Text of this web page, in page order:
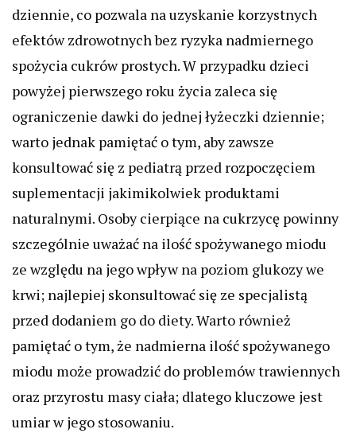
dziennie, co pozwala na uzyskanie korzystnych
efektów zdrowotnych bez ryzyka nadmiernego
spożycia cukrów prostych. W przypadku dzieci
powyżej pierwszego roku życia zaleca się
ograniczenie dawki do jednej łyżeczki dziennie;
warto jednak pamiętać o tym, aby zawsze
konsultować się z pediatrą przed rozpoczęciem
suplementacji jakimikolwiek produktami
naturalnymi. Osoby cierpiące na cukrzycę powinny
szczególnie uważać na ilość spożywanego miodu
ze względu na jego wpływ na poziom glukozy we
krwi; najlepiej skonsultować się ze specjalistą
przed dodaniem go do diety. Warto również
pamiętać o tym, że nadmierna ilość spożywanego
miodu może prowadzić do problemów trawiennych
oraz przyrostu masy ciała; dlatego kluczowe jest
umiar w jego stosowaniu.